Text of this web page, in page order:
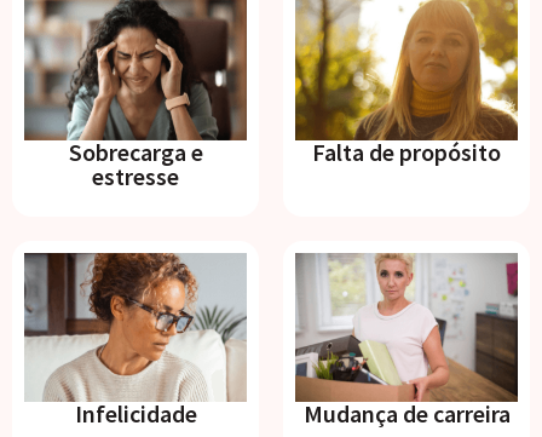
Sobrecarga e
estresse
Falta de propósito
Infelicidade Mudança de carreira